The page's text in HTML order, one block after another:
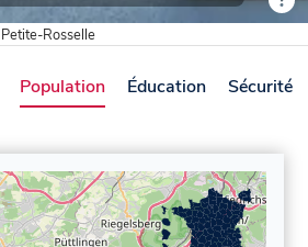
Petite-Rosselle
Population Éducation Sécurité